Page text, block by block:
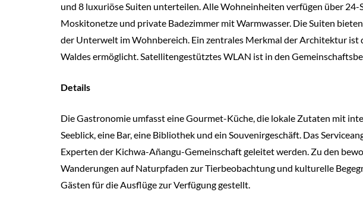
und 8 luxuriöse Suiten unterteilen. Alle Wohneinheiten verfügen über
Moskitonetze und private Badezimmer mit Warmwasser. Die Suiten
der Unterwelt im Wohnbereich. Ein zentrales Merkmal der Architektur
Waldes ermöglicht. Satellitengestütztes WLAN ist in den
Details
Die Gastronomie umfasst eine Gourmet-Küche, die lokale Zutaten mit
Seeblick, eine Bar, eine Bibliothek und ein Souvenirgeschäft. Das
Experten der Kichwa-Añangu-Gemeinschaft geleitet werden. Zu den
Wanderungen auf Naturpfaden zur Tierbeobachtung und kulturelle
Gästen für die Ausflüge zur Verfügung gestellt.